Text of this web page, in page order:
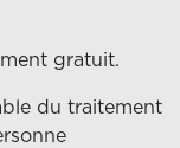
gratuit.
du traitement